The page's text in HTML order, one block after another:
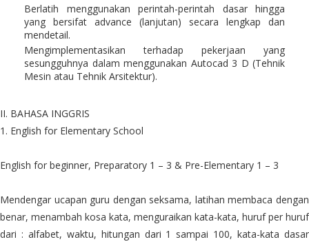
Berlatih menggunakan perintah-perintah dasar hingga
yang bersifat advance (lanjutan) secara lengkap dan
mendetail.
Mengimplementasikan terhadap pekerjaan yang
sesungguhnya dalam menggunakan Autocad 3 D (Tehnik
Mesin atau Tehnik Arsitektur).
II. BAHASA INGGRIS
1. English for Elementary School
English for beginner, Preparatory 1 – 3 & Pre-Elementary 1 – 3
Mendengar ucapan guru dengan seksama, latihan membaca dengan
benar, menambah kosa kata, menguraikan kata-kata, huruf per huruf
dari : alfabet, waktu, hitungan dari 1 sampai 100, kata-kata dasar